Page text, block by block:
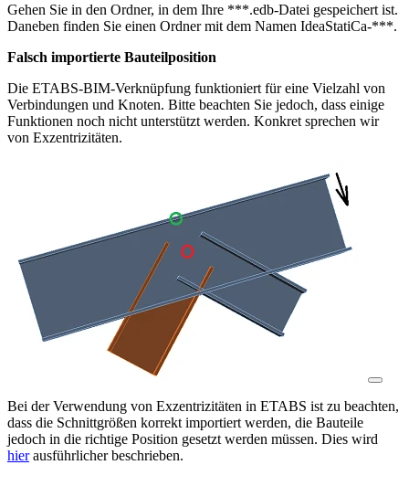
Gehen Sie in den Ordner, in dem Ihre ***.edb-Datei gespeichert ist.
Daneben finden Sie einen Ordner mit dem Namen IdeaStatiCa-***.
Falsch importierte Bauteilposition
Die ETABS-BIM-Verknüpfung funktioniert für eine Vielzahl von
Verbindungen und Knoten. Bitte beachten Sie jedoch, dass einige
Funktionen noch nicht unterstützt werden. Konkret sprechen wir
von Exzentrizitäten.
Bei der Verwendung von Exzentrizitäten in ETABS ist zu beachten,
dass die Schnittgrößen korrekt importiert werden, die Bauteile
jedoch in die richtige Position gesetzt werden müssen. Dies wird
hierausführlicher beschrieben.